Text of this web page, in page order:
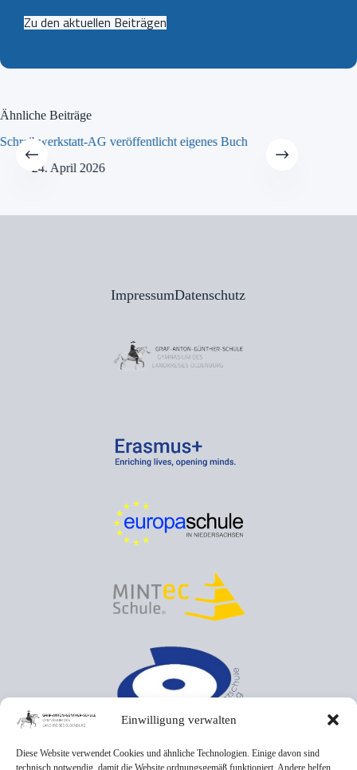
Einwilligung verwalten
Diese Website verwendet Cookies und ähnliche Technologien. Einige davon sind
technisch notwendig, damit die Website ordnungsgemäß funktioniert. Andere helfen
Zu den aktuellen Beiträgen
Ähnliche Beiträge
Schreibwerkstatt-AG veröffentlicht eigenes Buch
24. April 2026
ImpressumDatenschutz